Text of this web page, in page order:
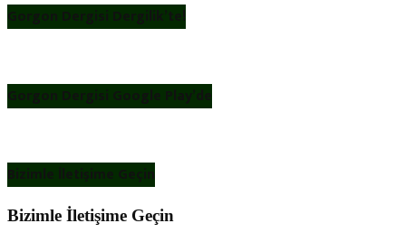
Gorgon Dergisi Dergilik’te!
Gorgon Dergisi Google Play’de
Bizimle İletişime Geçin
Bizimle İletişime Geçin